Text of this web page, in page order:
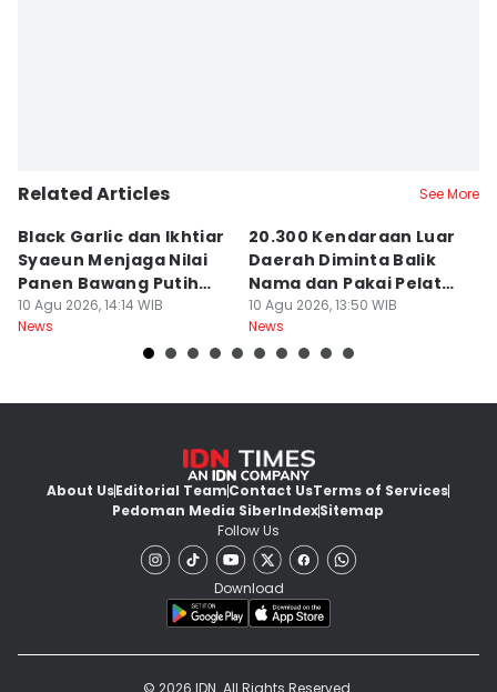
Related Articles See More
Black Garlic dan Ikhtiar
Syaeun Menjaga Nilai
Panen Bawang Putih
Sembalun
10 Agu 2026, 14:14 WIB
News
20.300 Kendaraan Luar
Daerah Diminta Balik
Nama dan Pakai Pelat
NTB
10 Agu 2026, 13:50 WIB
News
About UsEditorial TeamContact UsTerms of Services
Pedoman Media SiberIndexSitemap
Follow Us
Download
© 2026 IDN. All Rights Reserved.